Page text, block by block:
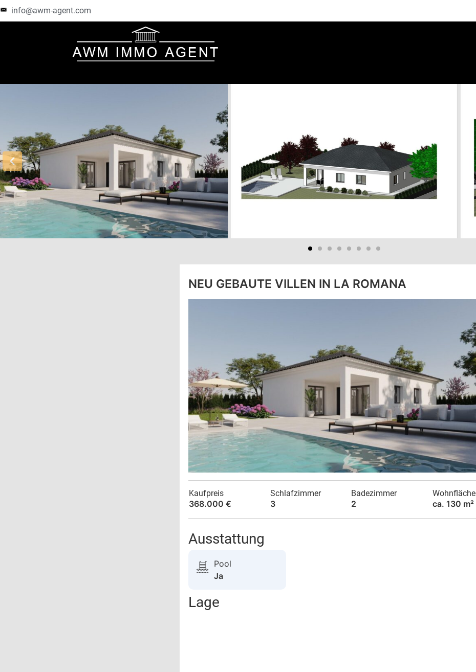
info@awm-agent.com
NEU GEBAUTE VILLEN IN LA ROMANA
Kaufpreis
368.000 €
Schlafzimmer
3
Badezimmer
2
Wohnfläche
ca. 130 m²
Ausstattung
Pool
Ja
Lage